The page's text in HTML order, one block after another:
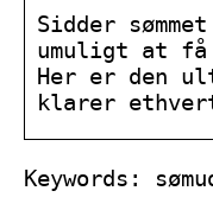
Sidder
umuligt at få
Her er den
klarer
Keywords: